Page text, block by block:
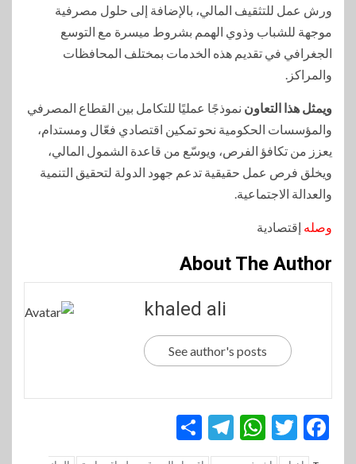
ورش عمل للتثقيف المالي، بالإضافة إلى حلول مصرفية
موجهة للشباب وذوي الهمم بشروط ميسرة مع التوسع
الجغرافي في تقديم هذه الخدمات بمختلف المحافظات
والمراكز.
ويمثل هذا التعاون نموذجًا عمليًا للتكامل بين القطاع المصرفي
والمؤسسات الحكومية نحو تمكين اقتصادي فعّال ومستدام،
يعزز من تكافؤ الفرص، ويوسّع من قاعدة الشمول المالي،
ويخلق فرص عمل حقيقية تدعم جهود الدولة لتحقيق التنمية
والعدالة الاجتماعية.
وصله إقتصادية
About The Author
khaled ali
See author's posts
Facebook
Twitter
WhatsApp
Telegram